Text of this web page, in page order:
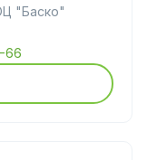
"Баско"
66